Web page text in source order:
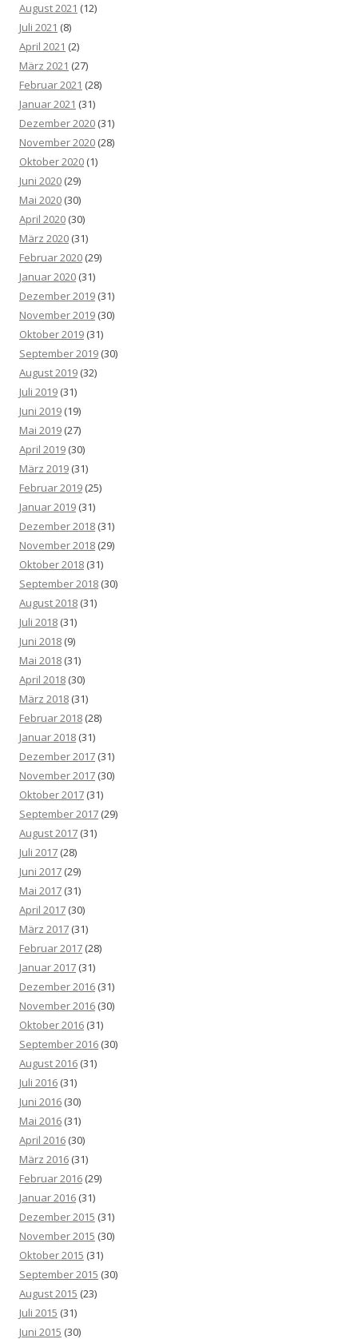
August 2021 (12)
Juli 2021 (8)
April 2021 (2)
März 2021 (27)
Februar 2021 (28)
Januar 2021 (31)
Dezember 2020 (31)
November 2020 (28)
Oktober 2020 (1)
Juni 2020 (29)
Mai 2020 (30)
April 2020 (30)
März 2020 (31)
Februar 2020 (29)
Januar 2020 (31)
Dezember 2019 (31)
November 2019 (30)
Oktober 2019 (31)
September 2019 (30)
August 2019 (32)
Juli 2019 (31)
Juni 2019 (19)
Mai 2019 (27)
April 2019 (30)
März 2019 (31)
Februar 2019 (25)
Januar 2019 (31)
Dezember 2018 (31)
November 2018 (29)
Oktober 2018 (31)
September 2018 (30)
August 2018 (31)
Juli 2018 (31)
Juni 2018 (9)
Mai 2018 (31)
April 2018 (30)
März 2018 (31)
Februar 2018 (28)
Januar 2018 (31)
Dezember 2017 (31)
November 2017 (30)
Oktober 2017 (31)
September 2017 (29)
August 2017 (31)
Juli 2017 (28)
Juni 2017 (29)
Mai 2017 (31)
April 2017 (30)
März 2017 (31)
Februar 2017 (28)
Januar 2017 (31)
Dezember 2016 (31)
November 2016 (30)
Oktober 2016 (31)
September 2016 (30)
August 2016 (31)
Juli 2016 (31)
Juni 2016 (30)
Mai 2016 (31)
April 2016 (30)
März 2016 (31)
Februar 2016 (29)
Januar 2016 (31)
Dezember 2015 (31)
November 2015 (30)
Oktober 2015 (31)
September 2015 (30)
August 2015 (23)
Juli 2015 (31)
Juni 2015 (30)